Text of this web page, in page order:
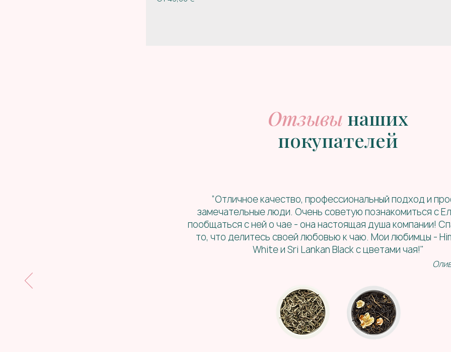
Отзывы наших
покупателей
“Отличное качество, профессиональный подход и
замечательные люди. Очень советую познакомиться с
пообщаться с ней о чае - она настоящая душа компании!
то, что делитесь своей любовью к чаю. Мои любимцы -
White и Sri Lankan Black с цветами чая!"